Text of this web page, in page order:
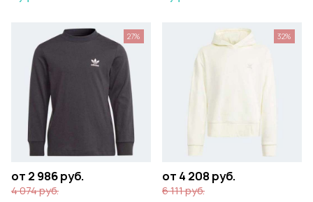
от 2 986 руб.
4 074 руб.
27%
от 4 208 руб.
6 111 руб.
32%